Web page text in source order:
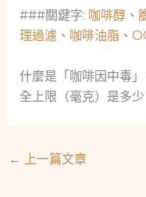
###關鍵字: 咖啡醇、
理過濾 、 咖啡油脂 、
什麼是「咖啡因中毒
全上限（毫克）是多少
← 上一篇文章